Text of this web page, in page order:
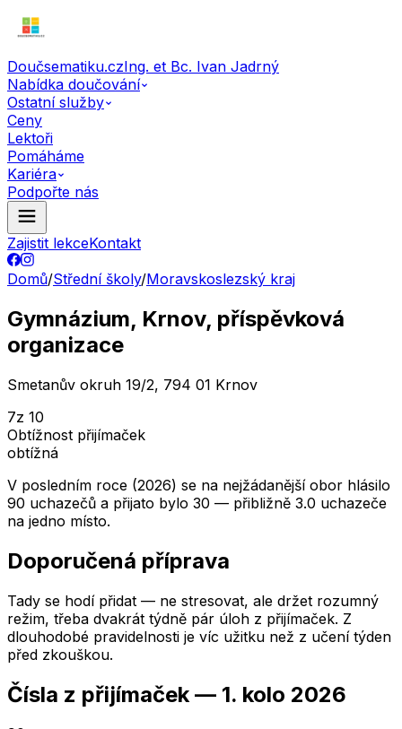
Doučsematiku.czIng. et Bc. Ivan Jadrný
Nabídka doučování
Ostatní služby
Ceny
Lektoři
Pomáháme
Kariéra
Podpořte nás
Zajistit lekceKontakt
Domů/Střední školy/Moravskoslezský kraj
Gymnázium, Krnov, příspěvková
organizace
Smetanův okruh 19/2, 794 01 Krnov
7z 10
Obtížnost přijímaček
obtížná
V posledním roce (2026) se na nejžádanější obor hlásilo
90 uchazečů a přijato bylo 30 — přibližně 3.0 uchazeče
na jedno místo.
Doporučená příprava
Tady se hodí přidat — ne stresovat, ale držet rozumný
režim, třeba dvakrát týdně pár úloh z přijímaček. Z
dlouhodobé pravidelnosti je víc užitku než z učení týden
před zkouškou.
Čísla z přijímaček — 1. kolo 2026